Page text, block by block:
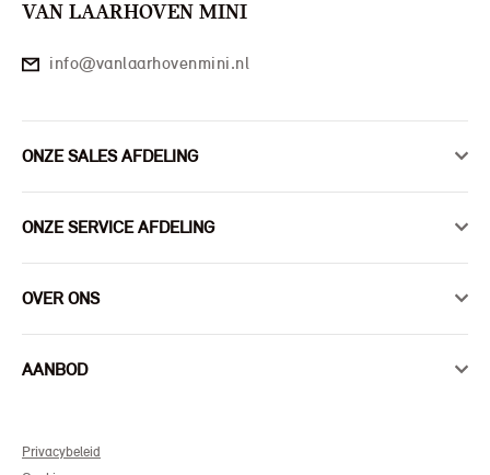
VAN LAARHOVEN MINI
info@vanlaarhovenmini.nl
ONZE SALES AFDELING
ONZE SERVICE AFDELING
OVER ONS
AANBOD
Privacybeleid